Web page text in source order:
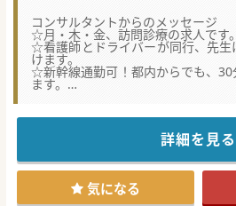
コンサルタントからのメッセージ
☆月・木・金、訪問診療の求人です。
☆看護師とドライバーが同行、先生
けます。
☆新幹線通勤可！都内からでも、30
ます。
☆110年の歴史を持つ、小田原市内
詳細を見る
気になる